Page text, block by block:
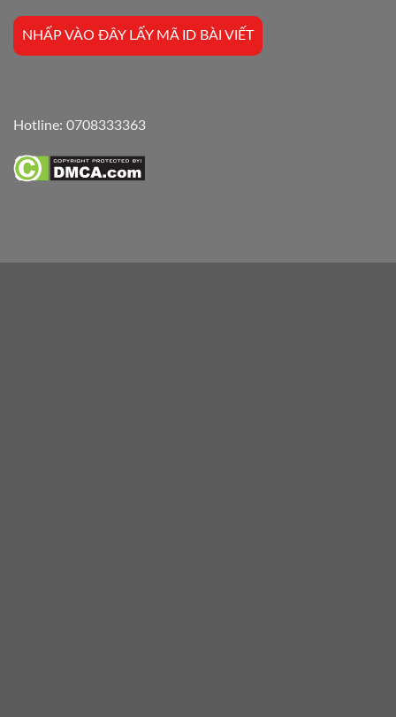
NHẤP VÀO ĐÂY LẤY MÃ ID BÀI VIẾT
Hotline: 0708333363